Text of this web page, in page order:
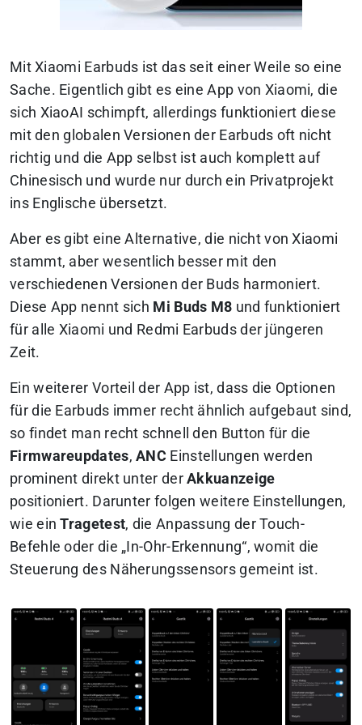
Mit Xiaomi Earbuds ist das seit einer Weile so eine
Sache. Eigentlich gibt es eine App von Xiaomi, die
sich XiaoAI schimpft, allerdings funktioniert diese
mit den globalen Versionen der Earbuds oft nicht
richtig und die App selbst ist auch komplett auf
Chinesisch und wurde nur durch ein Privatprojekt
ins Englische übersetzt.
Aber es gibt eine Alternative, die nicht von Xiaomi
stammt, aber wesentlich besser mit den
verschiedenen Versionen der Buds harmoniert.
Diese App nennt sich Mi Buds M8 und funktioniert
für alle Xiaomi und Redmi Earbuds der jüngeren
Zeit.
Ein weiterer Vorteil der App ist, dass die Optionen
für die Earbuds immer recht ähnlich aufgebaut sind,
so findet man recht schnell den Button für die
Firmwareupdates,ANC Einstellungen werden
prominent direkt unter derAkkuanzeige
positioniert. Darunter folgen weitere Einstellungen,
wie einTragetest, die Anpassung der Touch-
Befehle oder die „In-Ohr-Erkennung“, womit die
Steuerung des Näherungssensors gemeint ist.